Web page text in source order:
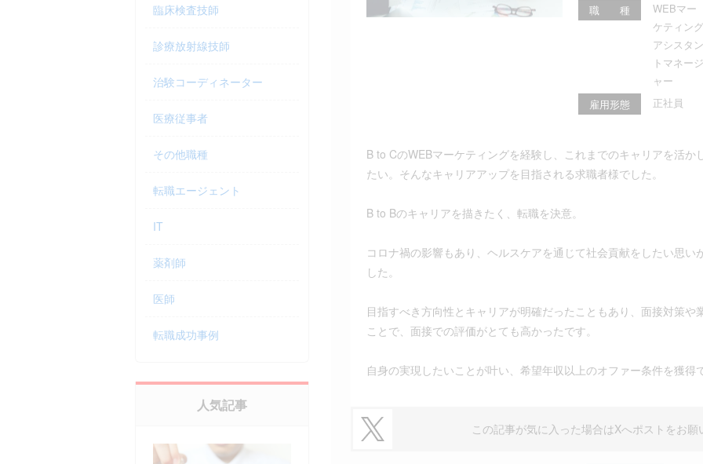
職 種
WEBマー
ケティング
アシスタン
トマネージ
ャー
雇用形態
正社員
B to CのWEBマーケティングを経験し、これまでのキャリアを活
たい。そんなキャリアアップを目指される求職者様でした。
B to Bのキャリアを描きたく、転職を決意。
コロナ禍の影響もあり、ヘルスケアを通じて社会貢献をしたい思
した。
目指すべき方向性とキャリアが明確だったこともあり、面接対策
ことで、面接での評価がとても高かったです。
自身の実現したいことが叶い、希望年収以上のオファー条件を獲得
この記事が気に入った場合はXへポストをお願
臨床検査技師
診療放射線技師
治験コーディネーター
医療従事者
その他職種
転職エージェント
IT
薬剤師
医師
転職成功事例
人気記事